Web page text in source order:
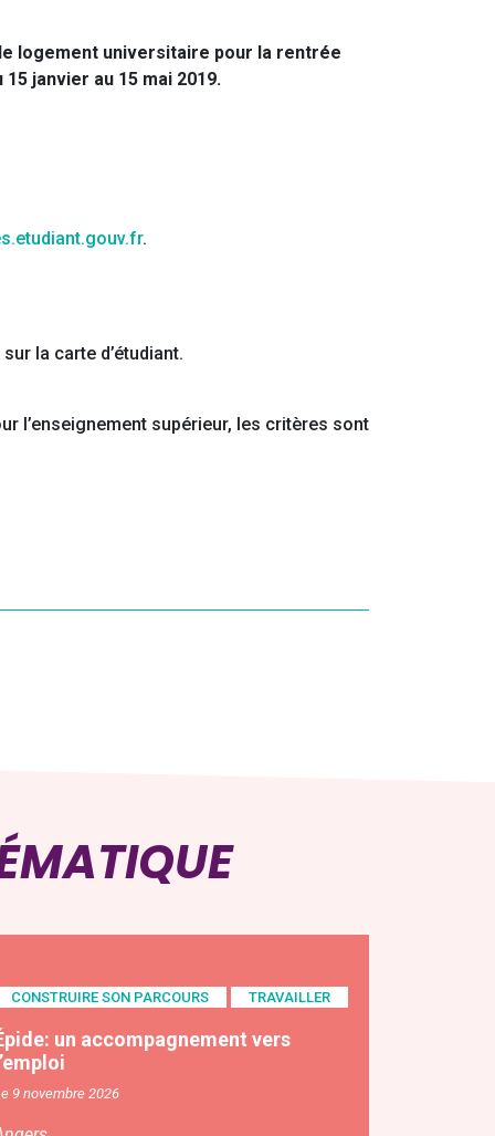
logement universitaire pour la rentrée
janvier au 15 mai 2019.
.
la carte d’étudiant.
l’enseignement supérieur, les critères sont
CONSTRUIRE SON PARCOURS TRAVAILLER
un accompagnement vers
l’emploi
9 novembre 2026